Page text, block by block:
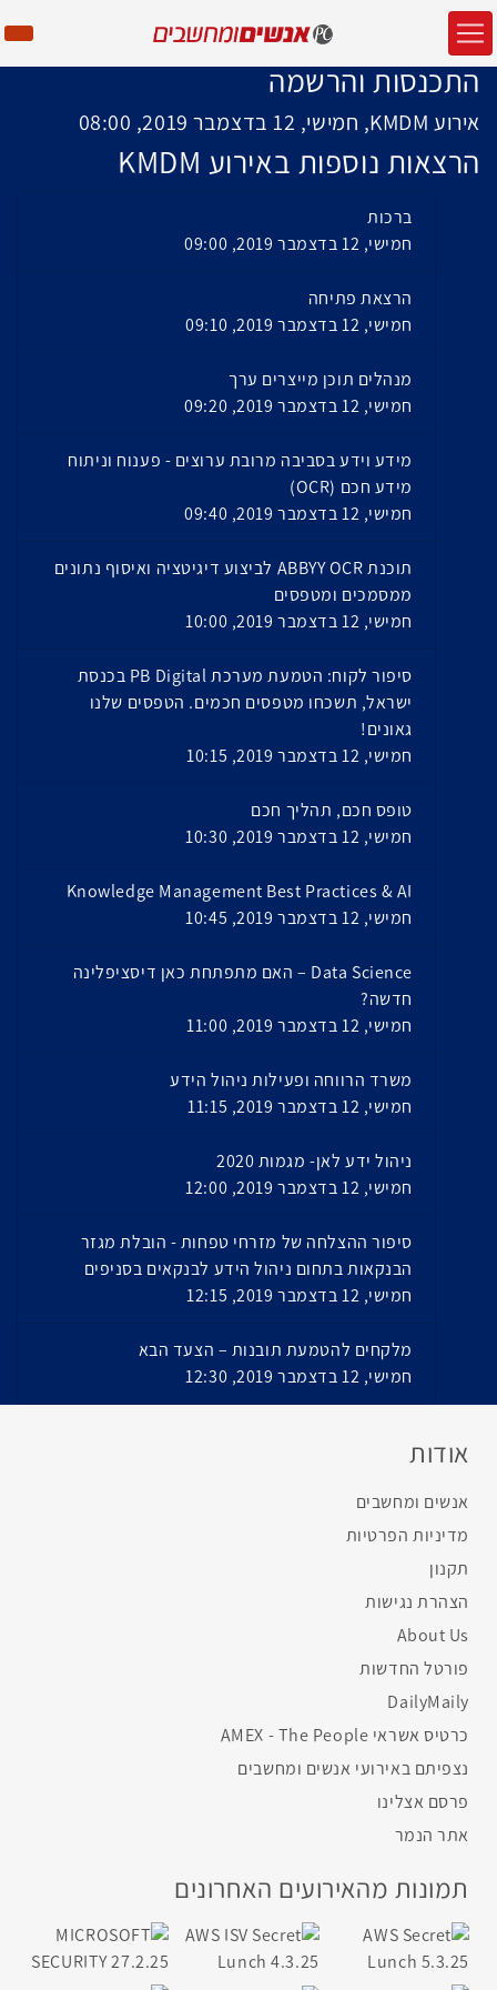
התכנסות והרשמה
אירוע KMDM, חמישי, 12 בדצמבר 2019, 08:00
הרצאות נוספות באירוע KMDM
ברכות
חמישי, 12 בדצמבר 2019, 09:00
הרצאת פתיחה
חמישי, 12 בדצמבר 2019, 09:10
מנהלים תוכן מייצרים ערך
חמישי, 12 בדצמבר 2019, 09:20
מידע וידע בסביבה מרובת ערוצים - פענוח וניתוח
מידע חכם (OCR)
חמישי, 12 בדצמבר 2019, 09:40
תוכנת ABBYY OCR לביצוע דיגיטציה ואיסוף נתונים
ממסמכים ומטפסים
חמישי, 12 בדצמבר 2019, 10:00
סיפור לקוח: הטמעת מערכת PB Digital בכנסת
ישראל, תשכחו מטפסים חכמים. הטפסים שלנו
גאונים!
חמישי, 12 בדצמבר 2019, 10:15
טופס חכם, תהליך חכם
חמישי, 12 בדצמבר 2019, 10:30
Knowledge Management Best Practices & AI
חמישי, 12 בדצמבר 2019, 10:45
Data Science – האם מתפתחת כאן דיסציפלינה
חדשה?
חמישי, 12 בדצמבר 2019, 11:00
משרד הרווחה ופעילות ניהול הידע
חמישי, 12 בדצמבר 2019, 11:15
ניהול ידע לאן- מגמות 2020
חמישי, 12 בדצמבר 2019, 12:00
סיפור ההצלחה של מזרחי טפחות - הובלת מגזר
הבנקאות בתחום ניהול הידע לבנקאים בסניפים
חמישי, 12 בדצמבר 2019, 12:15
מלקחים להטמעת תובנות – הצעד הבא
חמישי, 12 בדצמבר 2019, 12:30
אודות
אנשים ומחשבים
מדיניות הפרטיות
תקנון
הצהרת נגישות
About Us
פורטל החדשות
DailyMaily
כרטיס אשראי AMEX - The People
נצפיתם באירועי אנשים ומחשבים
פרסם אצלינו
אתר הנמר
תמונות מהאירועים האחרונים